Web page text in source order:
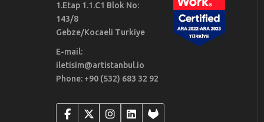
1.Etap 1.1.C1 Blok No:
143/8
Gebze/Kocaeli Turkiye
E-mail:
iletisim@artistanbul.io
Phone: +90 (532) 683 32 92